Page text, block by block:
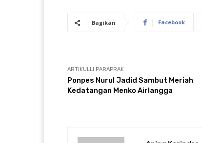
Bagikan Facebook
ARTIKULLI PARAPRAK
Ponpes Nurul Jadid Sambut Meriah
Kedatangan Menko Airlangga